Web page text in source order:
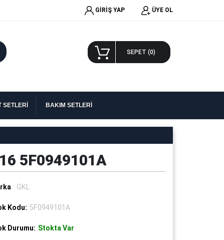
GİRİŞ YAP ÜYE OL
SEPET (0)
SETLERİ BAKIM SETLERİ
5F0949101A
: GKL
Kodu: 5F0949101A
Durumu: Stokta Var